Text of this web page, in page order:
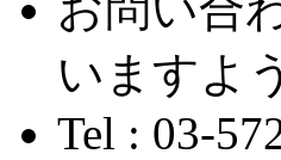
いますよ
Tel : 03-